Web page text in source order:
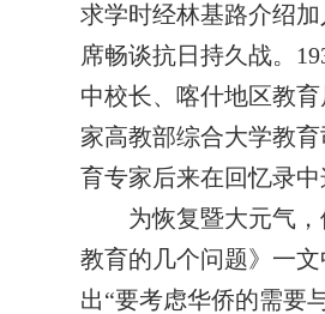
求学时经林基路介绍
席畅谈抗日持久战。
中校长、喀什地区教
家高教部综合大学教
育专家后来在回忆录
为恢复暨大元气
教育的几个问题》一
出“要考虑华侨的需要